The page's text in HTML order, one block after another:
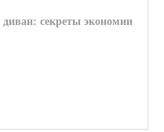
секреты экономии